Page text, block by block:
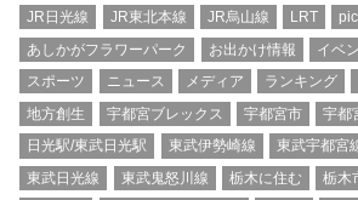
JR日光線
JR東北本線 JR烏山線 LRT
あしかがフラワーパーク
お出かけ情報 イベ
スポーツ
ニュース メディア ランキング
地方創生
宇都宮ブレックス 宇都宮市 宇都
日光駅/東武日光駅
東武伊勢崎線 東武宇都宮
東武日光線
東武鬼怒川線 栃木に住む 栃木